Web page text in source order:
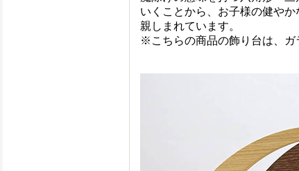
いくことから、お子様の健や
親しまれています。
※こちらの商品の飾り台は、ガ